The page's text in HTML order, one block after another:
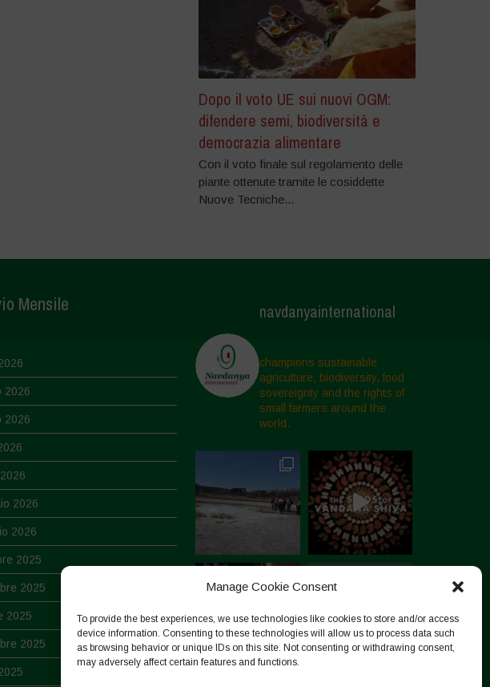
Manage Cookie Consent
To provide the best experiences, we use technologies like cookies to store and/or access
device information. Consenting to these technologies will allow us to process data such
as browsing behavior or unique IDs on this site. Not consenting or withdrawing consent,
may adversely affect certain features and functions.
Dopo il voto UE sui nuovi OGM:
difendere semi, biodiversità e
democrazia alimentare
Con il voto finale sul regolamento delle
piante ottenute tramite le cosiddette
Nuove Tecniche...
Mensile
2026
2026
2026
2026
2025
2025
2025
2025
navdanyainternational
champions sustainable
agriculture, biodiversity, food
sovereignty and the rights of
small farmers around the
world.